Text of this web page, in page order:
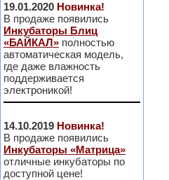
19.01.2020 Новинка!
В продаже появились
Инкубаторы Блиц
«БАЙКАЛ» полностью
автоматическая модель,
где даже влажность
поддерживается
электроникой!
14.10.2019 Новинка!
В продаже появились
Инкубаторы «Матрица»
отличные инкубаторы по
доступной цене!